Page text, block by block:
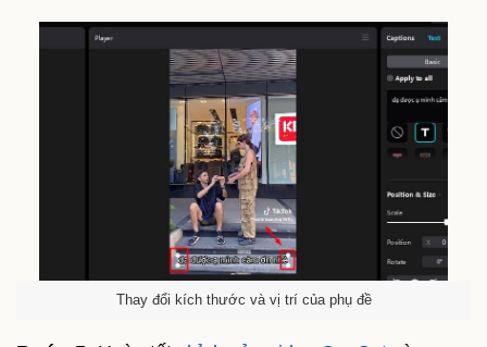
Thay đổi kích thước và vị trí của phụ đề